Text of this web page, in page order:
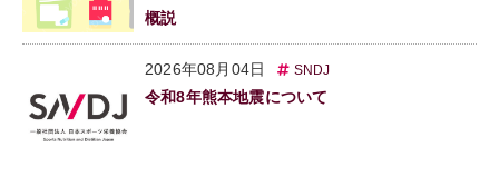
概説
2026年08月04日 SNDJ
令和8年熊本地震について